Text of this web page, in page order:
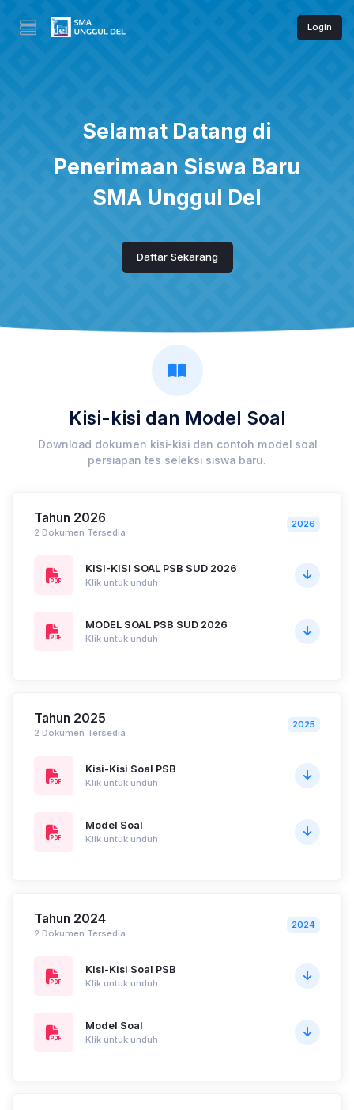
Login
Selamat Datang di
Penerimaan Siswa Baru
SMA Unggul Del
Daftar Sekarang
Kisi-kisi dan Model Soal
Download dokumen kisi-kisi dan contoh model soal
persiapan tes seleksi siswa baru.
Tahun 2026
2 Dokumen Tersedia
2026
KISI-KISI SOAL PSB SUD 2026
Klik untuk unduh
MODEL SOAL PSB SUD 2026
Klik untuk unduh
Tahun 2025
2 Dokumen Tersedia
2025
Kisi-Kisi Soal PSB
Klik untuk unduh
Model Soal
Klik untuk unduh
Tahun 2024
2 Dokumen Tersedia
2024
Kisi-Kisi Soal PSB
Klik untuk unduh
Model Soal
Klik untuk unduh